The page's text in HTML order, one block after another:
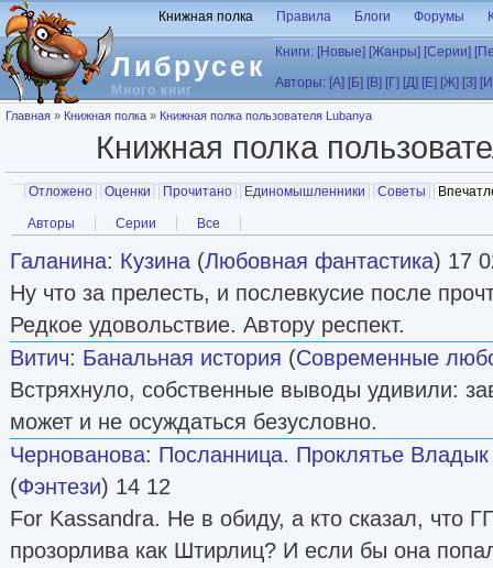
Перейти к основному содержанию
Либрусек
Много книг
Книжная полка Правила Блоги Форумы
Книги: [Новые] [Жанры] [Серии]
Авторы: [А] [Б] [В] [Г] [Д] [Е] [Ж] [З]
Вы здесь
Главная » Книжная полка » Книжная полка пользователя Lubanya
Книжная полка
Главные вкладки
Отложено Оценки Прочитано Единомышленники Советы
Вторичные вкладки
Авторы Серии Все
Галанина: Кузина (Любовная фантастика) 17
Ну что за прелесть, и послевкусие после
Редкое удовольствие. Автору респект.
Витич: Банальная история (Современные
Встряхнуло, собственные выводы удивили:
может и не осуждаться безусловно.
Чернованова: Посланница. Проклятье
(Фэнтези) 14 12
For Kassandra. Не в обиду, а кто сказал, что
прозорлива как Штирлиц? И если бы она